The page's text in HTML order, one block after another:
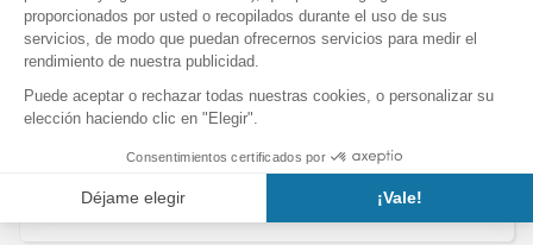
Entradas para el Zoo
Un viaje al corazón de la vida salvaje
Creado en 1892, el zoológico alberga alrededor de 2000 animales de
plantas y flores de 332 variedades botánicas diferentes.